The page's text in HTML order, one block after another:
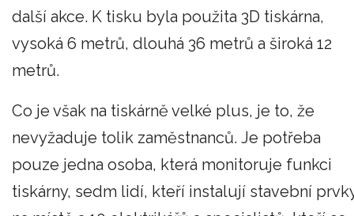
další akce. K tisku byla použita 3D tiskárna,
vysoká 6 metrů, dlouhá 36 metrů a široká 12
metrů.
Co je však na tiskárně velké plus, je to, že
nevyžaduje tolik zaměstnanců. Je potřeba
pouze jedna osoba, která monitoruje funkci
tiskárny, sedm lidí, kteří instalují stavební